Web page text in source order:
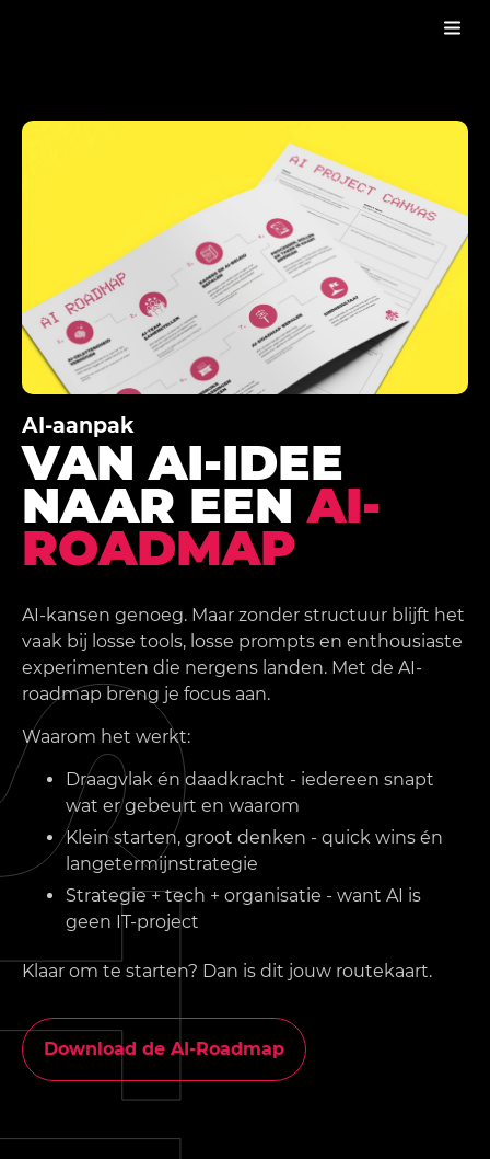
AI-aanpak
VAN AI-IDEE
NAAR EENAI-
ROADMAP
AI-kansen genoeg. Maar zonder structuur blijft het
vaak bij losse tools, losse prompts en enthousiaste
experimenten die nergens landen. Met de AI-
roadmap breng je focus aan.
Waarom het werkt:
Draagvlak én daadkracht - iedereen snapt
wat er gebeurt en waarom
Klein starten, groot denken - quick wins én
langetermijnstrategie
Strategie + tech + organisatie - want AI is
geen IT-project
Klaar om te starten? Dan is dit jouw routekaart.
Download de AI-Roadmap